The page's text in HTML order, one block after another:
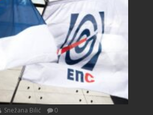
Snežana Bilić 0